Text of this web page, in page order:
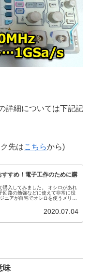
詳細については下記記
先はこちらから)
すめ！電子工作のために購
購入してみました。 オシロがあれ
回路の勉強などに使えて非常に役
ニアが自宅でオシロを使うメリッ
連の流れも紹介します。2020.07.04
味